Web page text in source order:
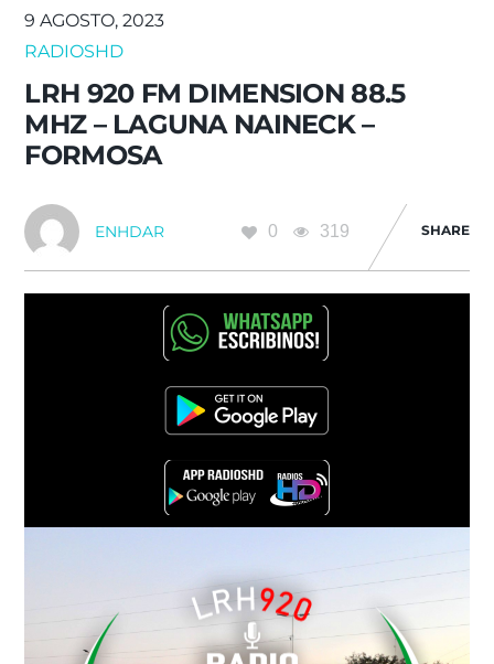
9 AGOSTO, 2023
RADIOSHD
LRH 920 FM DIMENSION 88.5
MHZ – LAGUNA NAINECK –
FORMOSA
ENHDAR 0 319 SHARE